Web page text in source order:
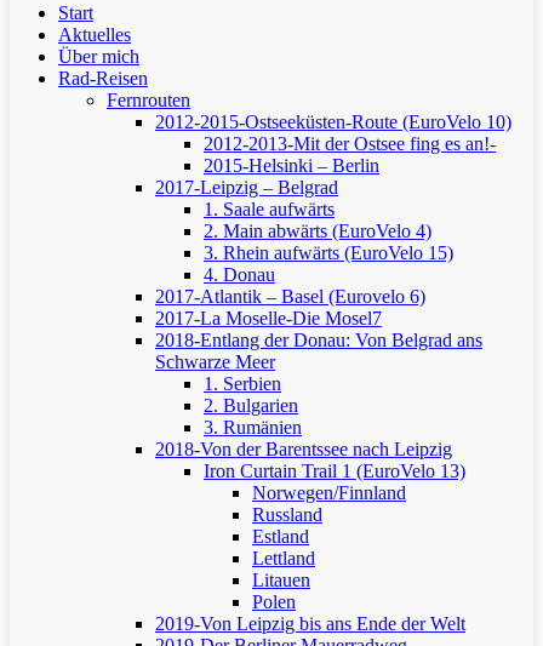
Start
Aktuelles
Über mich
Rad-Reisen
Fernrouten
2012-2015-Ostseeküsten-Route (EuroVelo 10)
2012-2013-Mit der Ostsee fing es an!-
2015-Helsinki – Berlin
2017-Leipzig – Belgrad
1. Saale aufwärts
2. Main abwärts (EuroVelo 4)
3. Rhein aufwärts (EuroVelo 15)
4. Donau
2017-Atlantik – Basel (Eurovelo 6)
2017-La Moselle-Die Mosel7
2018-Entlang der Donau: Von Belgrad ans
Schwarze Meer
1. Serbien
2. Bulgarien
3. Rumänien
2018-Von der Barentssee nach Leipzig
Iron Curtain Trail 1 (EuroVelo 13)
Norwegen/Finnland
Russland
Estland
Lettland
Litauen
Polen
2019-Von Leipzig bis ans Ende der Welt